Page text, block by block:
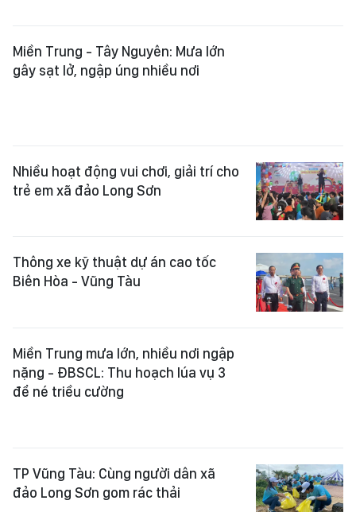
Nhiều hoạt động vui chơi, giải trí cho
Thông xe kỹ thuật dự án cao tốc
Biên Hòa - Vũng Tàu
Miền Trung mưa lớn, nhiều nơi ngập
nặng - ĐBSCL: Thu hoạch lúa vụ 3
để né triều cường
TP Vũng Tàu: Cùng người dân xã
đảo Long Sơn gom rác thải